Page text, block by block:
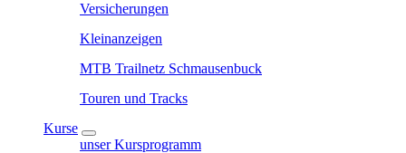
Versicherungen
Kleinanzeigen
MTB Trailnetz Schmausenbuck
Touren und Tracks
Kurse
unser Kursprogramm